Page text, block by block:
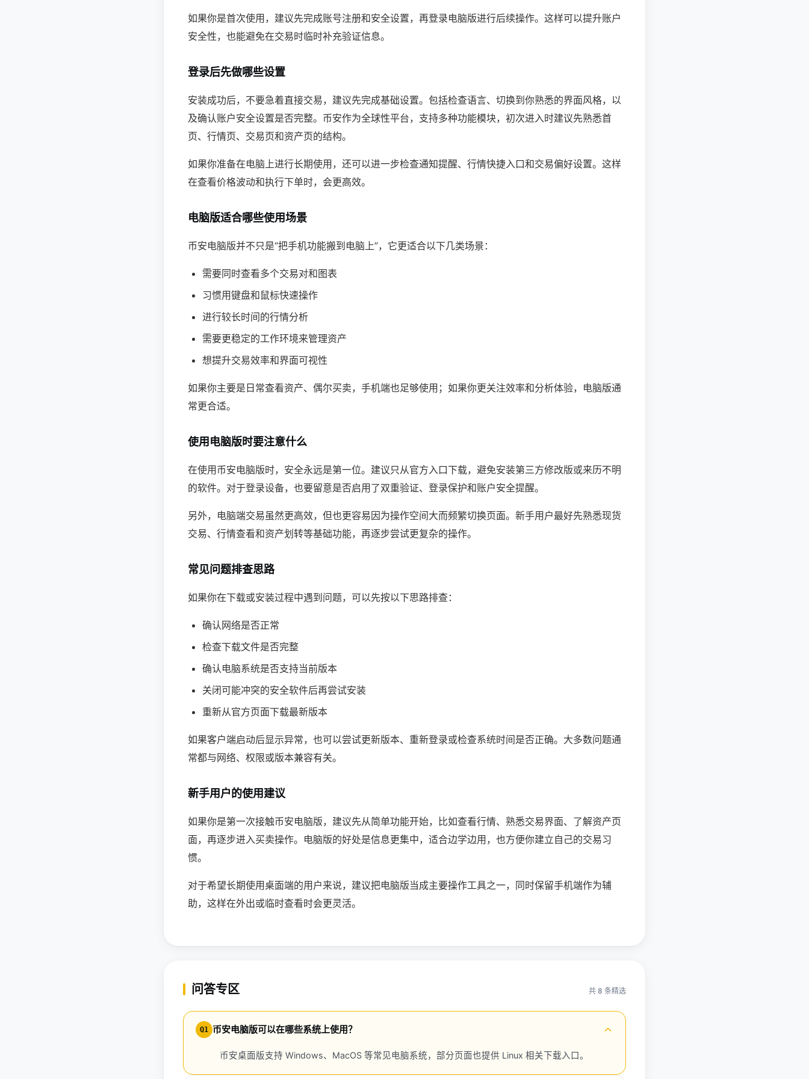
如果你是首次使用，建议先完成账号注册和安全设置，再登录电脑版进行后续操作。这样可以提升账户
安全性，也能避免在交易时临时补充验证信息。
登录后先做哪些设置
安装成功后，不要急着直接交易，建议先完成基础设置。包括检查语言、切换到你熟悉的界面风格，以
及确认账户安全设置是否完整。币安作为全球性平台，支持多种功能模块，初次进入时建议先熟悉首
页、行情页、交易页和资产页的结构。
如果你准备在电脑上进行长期使用，还可以进一步检查通知提醒、行情快捷入口和交易偏好设置。这样
在查看价格波动和执行下单时，会更高效。
电脑版适合哪些使用场景
币安电脑版并不只是“把手机功能搬到电脑上”，它更适合以下几类场景：
需要同时查看多个交易对和图表
习惯用键盘和鼠标快速操作
进行较长时间的行情分析
需要更稳定的工作环境来管理资产
想提升交易效率和界面可视性
如果你主要是日常查看资产、偶尔买卖，手机端也足够使用；如果你更关注效率和分析体验，电脑版通
常更合适。
使用电脑版时要注意什么
在使用币安电脑版时，安全永远是第一位。建议只从官方入口下载，避免安装第三方修改版或来历不明
的软件。对于登录设备，也要留意是否启用了双重验证、登录保护和账户安全提醒。
另外，电脑端交易虽然更高效，但也更容易因为操作空间大而频繁切换页面。新手用户最好先熟悉现货
交易、行情查看和资产划转等基础功能，再逐步尝试更复杂的操作。
常见问题排查思路
如果你在下载或安装过程中遇到问题，可以先按以下思路排查：
确认网络是否正常
检查下载文件是否完整
确认电脑系统是否支持当前版本
关闭可能冲突的安全软件后再尝试安装
重新从官方页面下载最新版本
如果客户端启动后显示异常，也可以尝试更新版本、重新登录或检查系统时间是否正确。大多数问题通
常都与网络、权限或版本兼容有关。
新手用户的使用建议
如果你是第一次接触币安电脑版，建议先从简单功能开始，比如查看行情、熟悉交易界面、了解资产页
面，再逐步进入买卖操作。电脑版的好处是信息更集中，适合边学边用，也方便你建立自己的交易习
惯。
对于希望长期使用桌面端的用户来说，建议把电脑版当成主要操作工具之一，同时保留手机端作为辅
助，这样在外出或临时查看时会更灵活。
问答专区 共 8 条精选
Q1 币安电脑版可以在哪些系统上使用？
币安桌面版支持 Windows、MacOS 等常见电脑系统，部分页面也提供 Linux 相关下载入口。